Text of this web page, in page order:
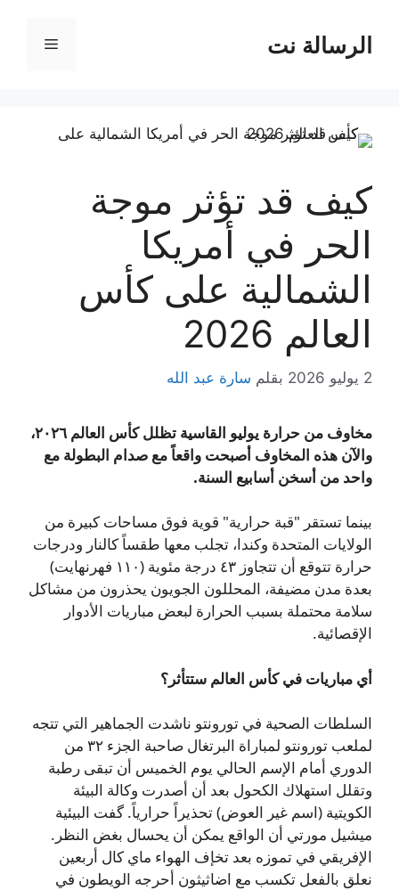
المحتوىالرسالة نت القائمة
كيف قد تؤثر موجة
الحر في أمريكا
الشمالية على كأس
العالم 2026
2 يوليو 2026 بقلم سارة عبد الله
مخاوف من حرارة يوليو القاسية تظلل كأس العالم ٢٠٢٦،
والآن هذه المخاوف أصبحت واقعاً مع صدام البطولة مع
واحد من أسخن أسابيع السنة.
بينما تستقر "قبة حرارية" قوية فوق مساحات كبيرة من
الولايات المتحدة وكندا، تجلب معها طقساً كالنار ودرجات
حرارة تتوقع أن تتجاوز ٤٣ درجة مئوية (١١٠ فهرنهايت)
بعدة مدن مضيفة، المحللون الجويون يحذرون من مشاكل
سلامة محتملة بسبب الحرارة لبعض مباريات الأدوار
الإقصائية.
أي مباريات في كأس العالم ستتأثر؟
السلطات الصحية في تورونتو ناشدت الجماهير التي تتجه
لملعب تورونتو لمباراة البرتغال صاحبة الجزء ٣٢ من
الدوري أمام الإسم الحالي يوم الخميس أن تبقى رطبة
وتقلل استهلاك الكحول بعد أن أصدرت وكالة البيئة
الكويتية (اسم غير العوض) تحذيراً حرارياً. گفت البيئية
ميشيل مورتي أن الواقع يمكن أن يحسال بغض النظر.
الإفريقي في تموزه بعد تخإف الهواء ماي كال أربعين
نعلق بالفعل تكسب مع اضاثيثون أحرجه الويطون في